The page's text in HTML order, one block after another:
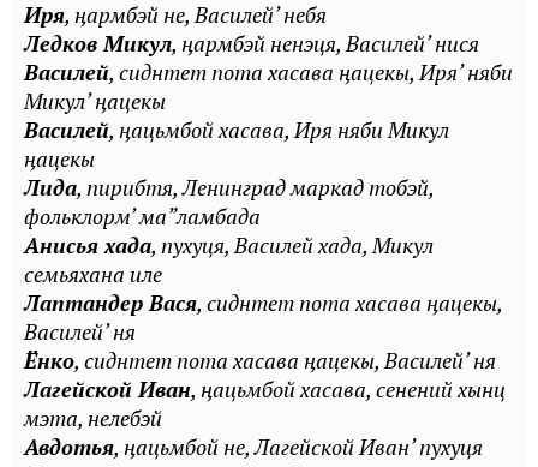
Иря, ӊармбэй не, Василей’ небя
Ледков Микул, ӊармбэй ненэця, Василей’ нися
Василей, сиднтет пота хасава ӊацекы, Иря’ няби
Микул’ ӊацекы
Василей, ӊацьмбой хасава, Иря няби Микул
ӊацекы
Лида, пирибтя, Ленинград маркад тобэй,
фольклорм’ ма”ламбада
Анисья хада, пухуця, Василей хада, Микул
семьяхана иле
Лаптандер Вася, сиднтет пота хасава ӊацекы,
Василей’ ня
Ёнко, сиднтет пота хасава ӊацекы, Василей’ ня
Лагейской Иван, ӊацьмбой хасава, сенений хынц
мэта, нелебэй
Авдотья, ӊацьмбой не, Лагейской Иван’ пухуця